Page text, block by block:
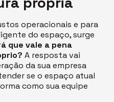
operacionais e para
do espaço, surge
que vale a pena
A resposta vai
da sua empresa
se o espaço atual
como sua equipe